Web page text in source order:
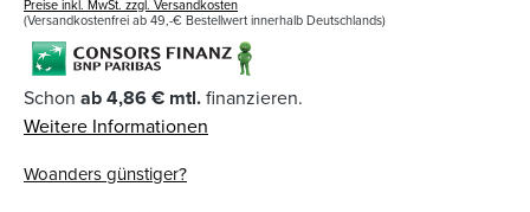
Preise inkl. MwSt. zzgl. Versandkosten
(Versandkostenfrei ab 49,-€ Bestellwert innerhalb Deutschlands)
Schon ab 4,86 € mtl.finanzieren.
Weitere Informationen
Woanders günstiger?